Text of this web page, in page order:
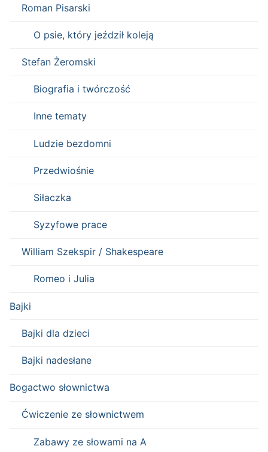
Roman Pisarski
O psie, który jeździł koleją
Stefan Żeromski
Biografia i twórczość
Inne tematy
Ludzie bezdomni
Przedwiośnie
Siłaczka
Syzyfowe prace
William Szekspir / Shakespeare
Romeo i Julia
Bajki
Bajki dla dzieci
Bajki nadesłane
Bogactwo słownictwa
Ćwiczenie ze słownictwem
Zabawy ze słowami na A